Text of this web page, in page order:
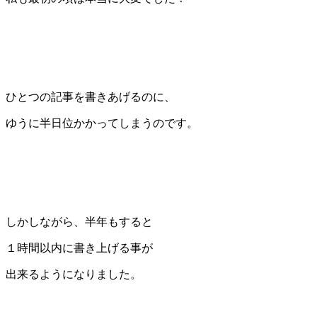
ひとつの記事を書きあげるのに、
ゆうに半日位かかってしまうのです。
しかしながら、半年もすると
１時間以内に書き上げる事が
出来るようになりました。